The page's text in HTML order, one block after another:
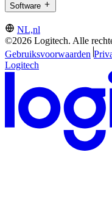
Software
NL,nl
©2026 Logitech. Alle
Gebruiksvoorwaarden
Logitech